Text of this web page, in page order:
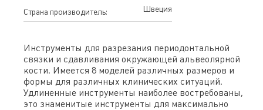
Страна производитель: Швеция
Инструменты для разрезания периодонтальной
связки и сдавливания окружающей альвеолярной
кости. Имеется 8 моделей различных размеров и
формы для различных клинических ситуаций.
Удлиненные инструменты наиболее востребованы,
это знаменитые инструменты для максимально